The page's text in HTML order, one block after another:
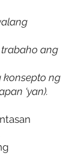
ang
konsepto ng
‘yan).